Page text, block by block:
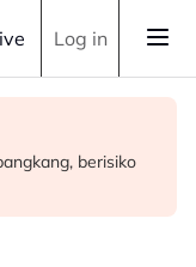
Log in
kerjasama
siasatan kes
berisiko